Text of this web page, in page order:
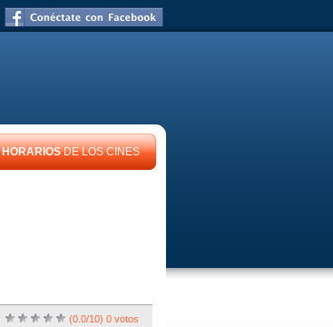
HORARIOSDE LOS CINES
(0.0/10) 0votos